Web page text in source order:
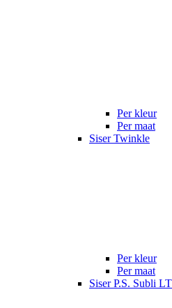
Per kleur
Per maat
Siser Twinkle
Per kleur
Per maat
Siser P.S. Subli